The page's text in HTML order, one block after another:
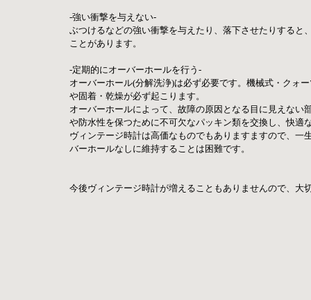
-強い衝撃を与えない-
ぶつけるなどの強い衝撃を与えたり、落下させたりする
ことがあります。
-定期的にオーバーホールを行う-
オーバーホール(分解洗浄)は必ず必要です。機械式・クォ
や固着・乾燥が必ず起こります。
オーバーホールによって、故障の原因となる目に見えな
や防水性を保つために不可欠なパッキン類を交換し、快
ヴィンテージ時計は高価なものでもありますますので、
バーホールなしに維持することは困難です。
今後ヴィンテージ時計が増えることもありませんので、大